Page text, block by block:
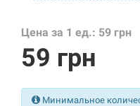
Цена за 1 ед.: 59 грн
59 грн
Минимальное